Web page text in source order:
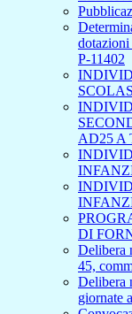
P-11402
AD25 A
DI
Delibera
45,
Delibera
giornate